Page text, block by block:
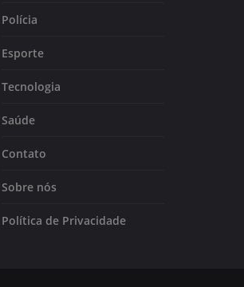
Polícia
Esporte
Tecnologia
Saúde
Contato
Sobre nós
Política de Privacidade